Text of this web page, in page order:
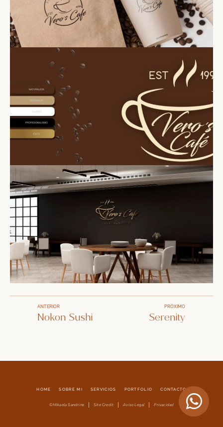
ANTERIOR
Nokon Sushi
PRÓXIMO
Serenity
HOME SOBRE MI SERVICIOS PORTFOLIO CONTACTO
©Mikaela Sandrine Site Credit Aviso Legal Privacidad